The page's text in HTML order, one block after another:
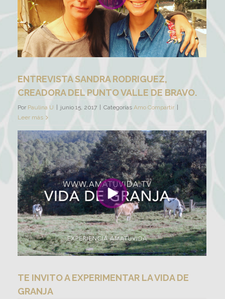
ENTREVISTA SANDRA RODRIGUEZ,
CREADORA DEL PUNTO VALLE DE BRAVO.
Por Paulina U | junio 15, 2017 | Categorías Amo Compartir |
Leer más
TE INVITO A EXPERIMENTAR LA VIDA DE
GRANJA